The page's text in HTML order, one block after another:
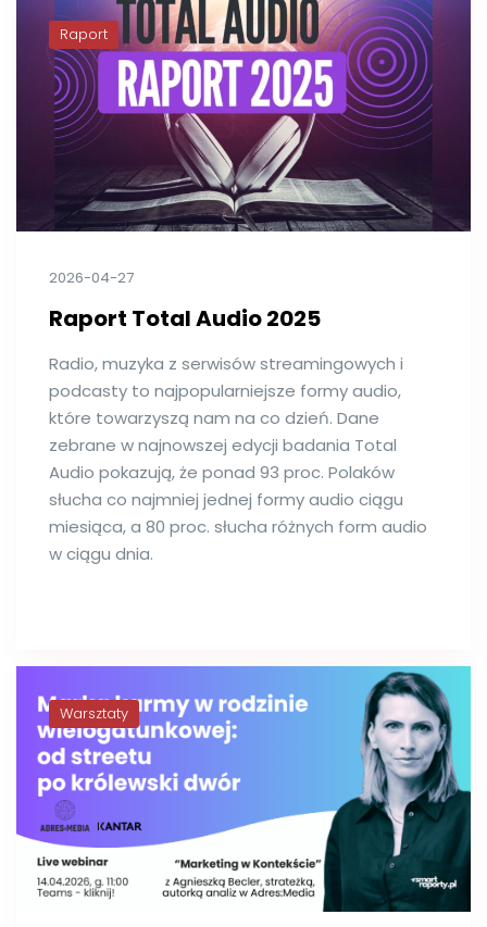
Raport
2026-04-27
Raport Total Audio 2025
Radio, muzyka z serwisów streamingowych i
podcasty to najpopularniejsze formy audio,
które towarzyszą nam na co dzień. Dane
zebrane w najnowszej edycji badania Total
Audio pokazują, że ponad 93 proc. Polaków
słucha co najmniej jednej formy audio ciągu
miesiąca, a 80 proc. słucha różnych form audio
w ciągu dnia.
Warsztaty